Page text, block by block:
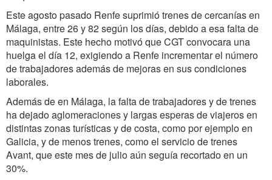
Este agosto pasado Renfe suprimió trenes de cercanías en
Málaga, entre 26 y 82 según los días, debido a esa falta de
maquinistas. Este hecho motivó que CGT convocara una
huelga el día 12, exigiendo a Renfe incrementar el número
de trabajadores además de mejoras en sus condiciones
laborales.
Además de en Málaga, la falta de trabajadores y de trenes
ha dejado aglomeraciones y largas esperas de viajeros en
distintas zonas turísticas y de costa, como por ejemplo en
Galicia, y de menos trenes, como el servicio de trenes
Avant, que este mes de julio aún seguía recortado en un
30%.